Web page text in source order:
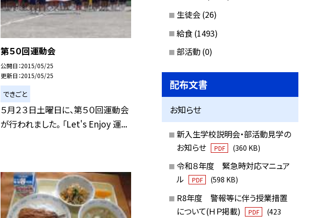
第５０回運動会
公開日 2015/05/25
更新日 2015/05/25
できごと
５月２３日土曜日に、第５０回運動会
が行われました。 「Let's Enjoy 運...
生徒会 (26)
給食 (1493)
部活動 (0)
配布文書
お知らせ
新入生学校説明会・部活動見学の
お知らせ
PDF (360 KB)
令和８年度 緊急時対応マニュア
ル
PDF (598 KB)
R8年度 警報等に伴う授業措置
について(ＨＰ掲載)
PDF
(423